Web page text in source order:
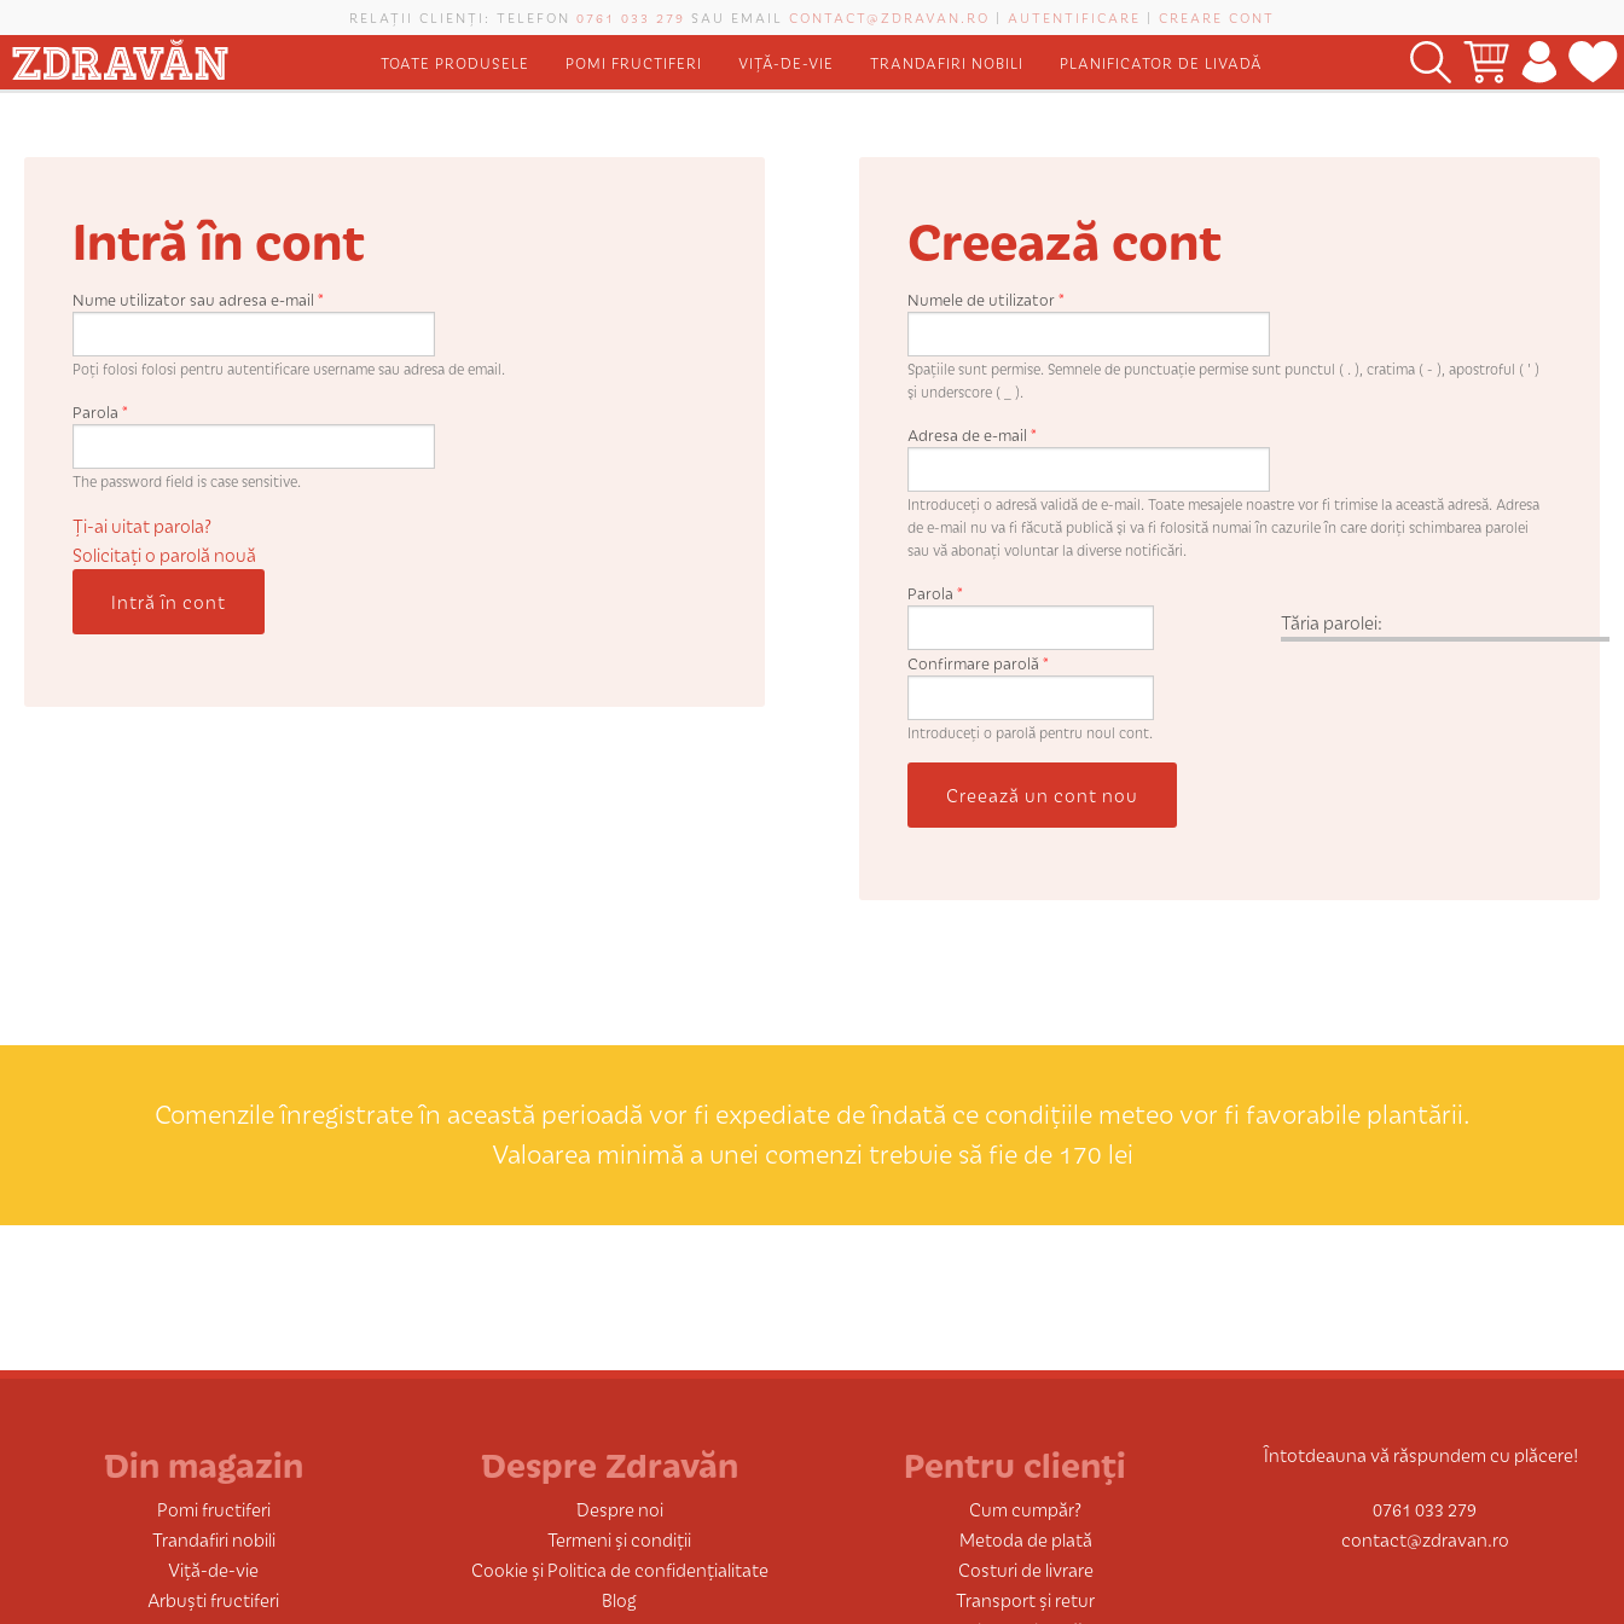
RELAȚII CLIENȚI: TELEFON 0761 033 279 SAU EMAIL CONTACT@ZDRAVAN.RO | AUTENTIFICARE | CREARE CONT
TOATE PRODUSELE POMI FRUCTIFERI VIȚĂ-DE-VIE TRANDAFIRI NOBILI PLANIFICATOR DE LIVADĂ
Intră în cont
Nume utilizator sau adresa e-mail *
Poți folosi folosi pentru autentificare username sau adresa de email.
Parola *
The password field is case sensitive.
Ți-ai uitat parola?
Solicitaţi o parolă nouă
Intră în cont
Creează cont
Numele de utilizator*
Spaţiile sunt permise. Semnele de punctuaţie permise sunt punctul ( . ), cratima ( - ), apostroful ( ' )
şi underscore ( _ ).
Adresa de e-mail*
Introduceţi o adresă validă de e-mail. Toate mesajele noastre vor fi trimise la această adresă. Adresa
de e-mail nu va fi făcută publică şi va fi folosită numai în cazurile în care doriţi schimbarea parolei
sau vă abonaţi voluntar la diverse notificări.
Tăria parolei:
Parola*
Confirmare parolă*
Introduceţi o parolă pentru noul cont.
Creează un cont nou
Comenzile înregistrate în această perioadă vor fi expediate de îndată ce condițiile meteo vor fi favorabile plantării.
Valoarea minimă a unei comenzi trebuie să fie de 170 lei
Din magazin
Pomi fructiferi
Trandafiri nobili
Viță-de-vie
Arbuști fructiferi
Despre Zdravăn
Despre noi
Termeni și condiții
Cookie și Politica de confidențialitate
Blog
Pentru clienți
Cum cumpăr?
Metoda de plată
Costuri de livrare
Transport și retur
Întotdeauna vă răspundem cu plăcere!
0761 033 279
contact@zdravan.ro